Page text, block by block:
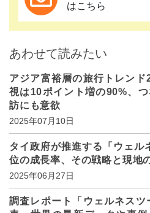
はこちら
あわせて読みたい
アジア富裕層の旅行トレン
視は10ポイント増の90%、
訪にも意欲
2025年07月10日
タイ政府が推進する「ウェル
位の成長率、その戦略と現地
2025年06月27日
調査レポート「ウェルネス